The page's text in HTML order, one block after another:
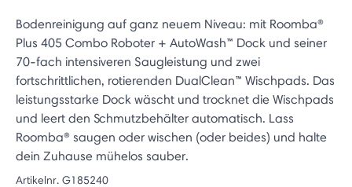
Bodenreinigung auf ganz neuem Niveau: mit Roomba®
Plus 405 Combo Roboter + AutoWash™ Dock und seiner
70-fach intensiveren Saugleistung und zwei
fortschrittlichen, rotierenden DualClean™ Wischpads. Das
leistungsstarke Dock wäscht und trocknet die Wischpads
und leert den Schmutzbehälter automatisch. Lass
Roomba® saugen oder wischen (oder beides) und halte
dein Zuhause mühelos sauber.
Artikelnr. G185240